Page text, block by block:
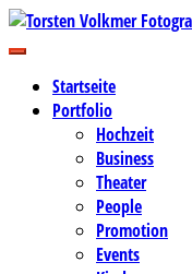
Zum
Inhalt
Torsten
Business-, Portrait- und
Startseite
Portfolio
Hochzeit
Business
Theater
People
Promotion
Events